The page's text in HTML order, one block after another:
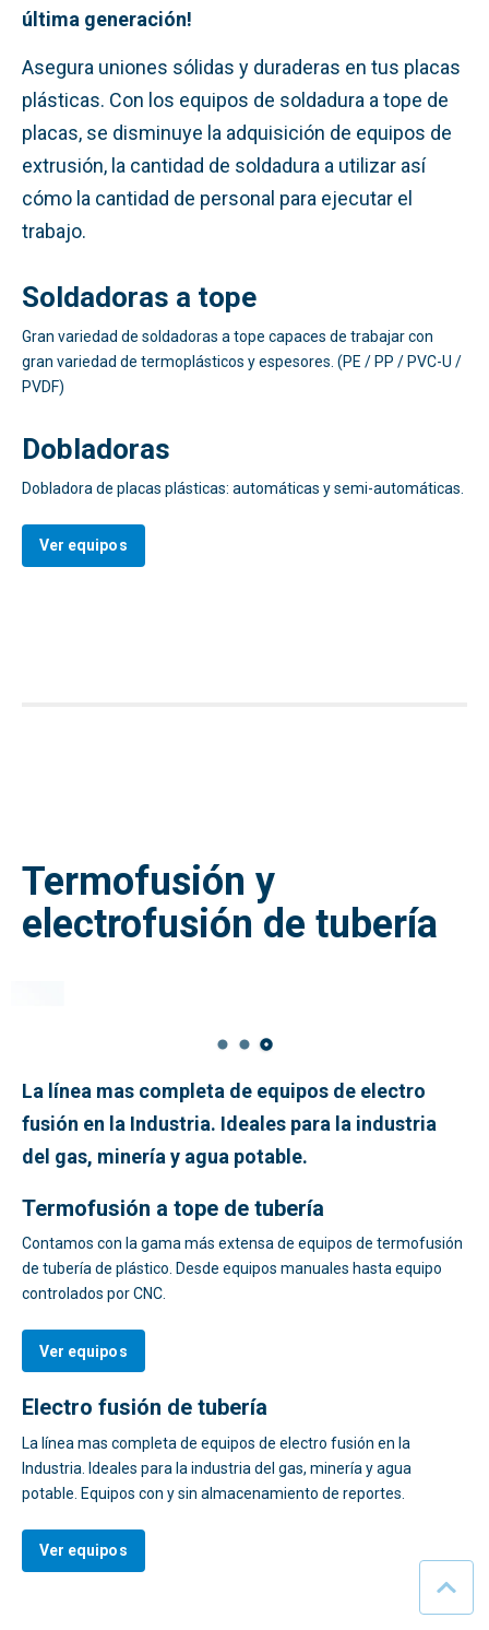
última generación!
Asegura uniones sólidas y duraderas en tus placas
plásticas. Con los equipos de soldadura a tope de
placas, se disminuye la adquisición de equipos de
extrusión, la cantidad de soldadura a utilizar así
cómo la cantidad de personal para ejecutar el
trabajo.
Soldadoras a tope
Gran variedad de soldadoras a tope capaces de trabajar con
gran variedad de termoplásticos y espesores. (PE / PP / PVC-U /
PVDF)
Dobladoras
Dobladora de placas plásticas: automáticas y semi-automáticas.
Ver equipos
Termofusión y
electrofusión de tubería
La línea mas completa de equipos de electro
fusión en la Industria. Ideales para la industria
del gas, minería y agua potable.
Termofusión a tope de tubería
Contamos con la gama más extensa de equipos de termofusión
de tubería de plástico. Desde equipos manuales hasta equipo
controlados por CNC.
Ver equipos
Electro fusión de tubería
La línea mas completa de equipos de electro fusión en la
Industria. Ideales para la industria del gas, minería y agua
potable. Equipos con y sin almacenamiento de reportes.
Ver equipos